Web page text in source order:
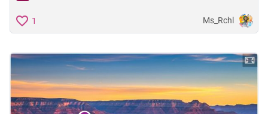
1 Ms_Rchl